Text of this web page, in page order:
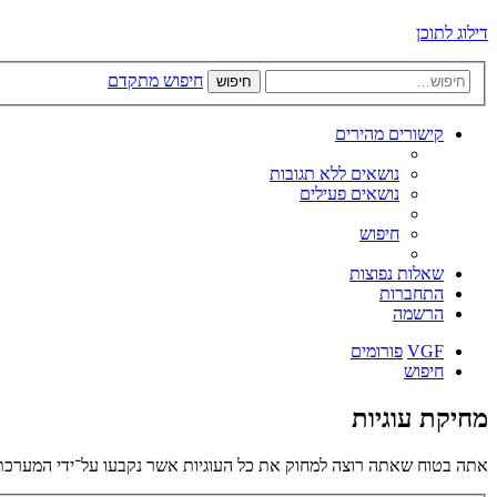
דילוג לתוכן
חיפוש חיפוש מתקדם
קישורים מהירים
נושאים ללא תגובות
נושאים פעילים
חיפוש
שאלות נפוצות
התחברות
הרשמה
VGF פורומים
חיפוש
מחיקת עוגיות
אתה בטוח שאתה רוצה למחוק את כל העוגיות אשר נקבעו על־ידי